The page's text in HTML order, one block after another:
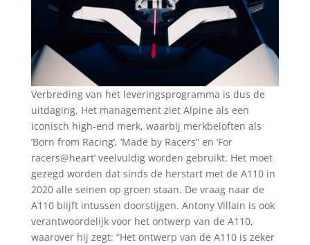
Verbreding van het leveringsprogramma is dus de
uitdaging. Het management ziet Alpine als een
iconisch high-end merk, waarbij merkbeloften als
‘Born from Racing’, ‘Made by Racers” en ‘For
racers@heart’ veelvuldig worden gebruikt. Het moet
gezegd worden dat sinds de herstart met de A110 in
2020 alle seinen op groen staan. De vraag naar de
A110 blijft intussen doorstijgen. Antony Villain is ook
verantwoordelijk voor het ontwerp van de A110,
waarover hij zegt: “Het ontwerp van de A110 is zeker